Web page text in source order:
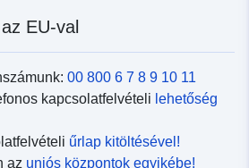
EU-val
00 800 6 7 8 9 10 11
kapcsolatfelvételi lehetőség
űrlap kitöltésével!
az uniós központok egyikébe!